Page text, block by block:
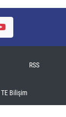
RSS
TE Bilişim